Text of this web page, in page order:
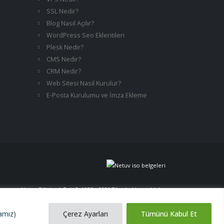
) Çerez Ayarları Tümünü Kabul Et
SSL Nedir?
Blog Nasıl Açılır?
WordPress Seo Eklentileri
Plesk Nedir?
CMS Nedir?
CRM Nedir?
Web Sitesi Nasıl Kurulur?
E-Posta Kurulumu ve İmza Ekleme
Netuv Bilişim A.Ş. | © 1998 - 2026 Tüm hakları saklıdır.
versiyon 06062026